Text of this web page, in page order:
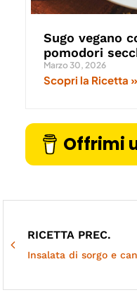
Sugo vegano
pomodori
Marzo 30, 2026
Scopri la Ricetta »
Offrimi
RICETTA PREC.